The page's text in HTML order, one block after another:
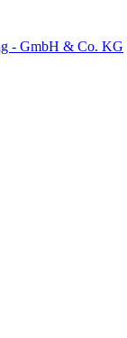
- GmbH & Co. KG